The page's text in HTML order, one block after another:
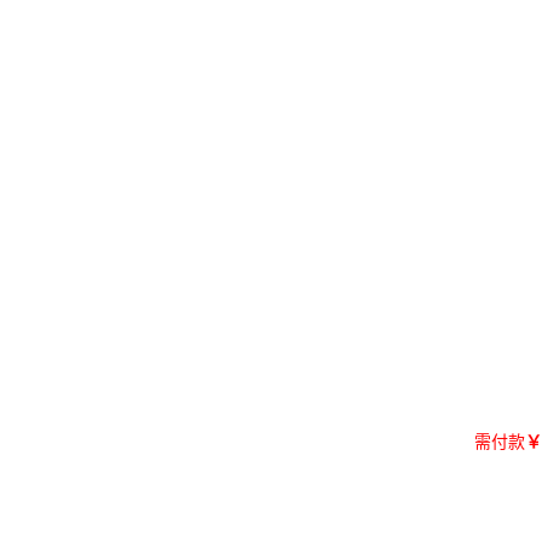
需付款￥